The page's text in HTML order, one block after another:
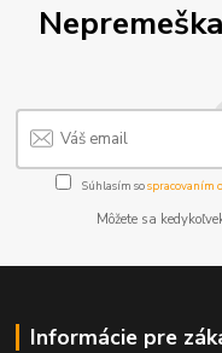
Súhlasím sospracovaním
Môžete sa
Informácie pre